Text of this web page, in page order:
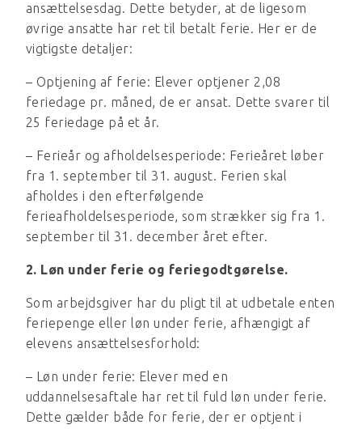
ansættelsesdag. Dette betyder, at de ligesom
øvrige ansatte har ret til betalt ferie. Her er de
vigtigste detaljer:
– Optjening af ferie: Elever optjener 2,08
feriedage pr. måned, de er ansat. Dette svarer til
25 feriedage på et år.
– Ferieår og afholdelsesperiode: Ferieåret løber
fra 1. september til 31. august. Ferien skal
afholdes i den efterfølgende
ferieafholdelsesperiode, som strækker sig fra 1.
september til 31. december året efter.
2. Løn under ferie og feriegodtgørelse.
Som arbejdsgiver har du pligt til at udbetale enten
feriepenge eller løn under ferie, afhængigt af
elevens ansættelsesforhold:
– Løn under ferie: Elever med en
uddannelsesaftale har ret til fuld løn under ferie.
Dette gælder både for ferie, der er optjent i